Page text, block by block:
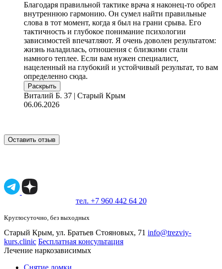
Благодаря правильной тактике врача я наконец-то обрел
внутреннюю гармонию. Он сумел найти правильные
слова в тот момент, когда я был на грани срыва. Его
тактичность и глубокое понимание психологии
зависимостей впечатляют. Я очень доволен результатом:
жизнь наладилась, отношения с близкими стали
намного теплее. Если вам нужен специалист,
нацеленный на глубокий и устойчивый результат, то вам
определенно сюда.
Раскрыть
Виталий Б. 37 | Старый Крым
06.06.2026
Оставить отзыв
тел. +7 960 442 64 20
Круглосуточно, без выходных
Старый Крым, ул. Братьев Стояновых, 71 info@trezviy-
kurs.clinic Бесплатная консультация
Лечение наркозависимых
Снятие ломки